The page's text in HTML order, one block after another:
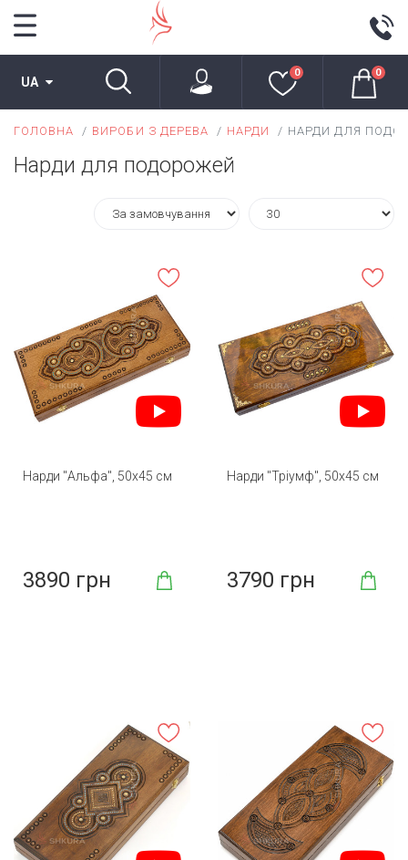
UA
0 0
ГОЛОВНА ВИРОБИ З ДЕРЕВА НАРДИ НАРДИ ДЛЯ
Нарди для подорожей
Нарди "Альфа", 50х45 см
3890 грн
Нарди "Тріумф", 50х45 см
3790 грн